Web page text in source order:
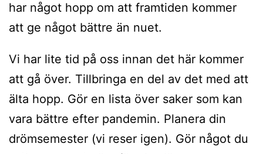
har något hopp om att framtiden kommer
att ge något bättre än nuet.
Vi har lite tid på oss innan det här kommer
att gå över. Tillbringa en del av det med att
älta hopp. Gör en lista över saker som kan
vara bättre efter pandemin. Planera din
drömsemester (vi reser igen). Gör något du